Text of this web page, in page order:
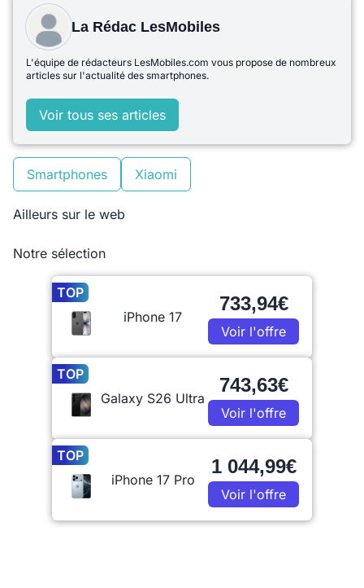
La Rédac LesMobiles
L'équipe de rédacteurs LesMobiles.com vous propose de nombreux
articles sur l'actualité des smartphones.
Voir tous ses articles
Smartphones Xiaomi
Ailleurs sur le web
Notre sélection
TOP
iPhone 17
733,94€
Voir l'offre
TOP
Galaxy S26 Ultra
743,63€
Voir l'offre
TOP
iPhone 17 Pro
1 044,99€
Voir l'offre